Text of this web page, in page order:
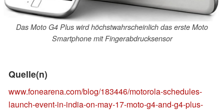
Das Moto G4 Plus wird höchstwahrscheinlich das erste Moto
Smartphone mit Fingerabdrucksensor
Quelle(n)
www.fonearena.com/blog/183446/motorola-schedules-
launch-event-in-india-on-may-17-moto-g4-and-g4-plus-